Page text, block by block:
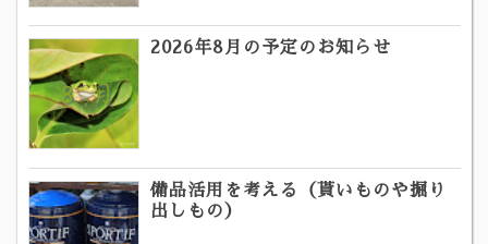
2026年8月の予定のお知らせ
備品活用を考える（貰いものや掘り
出しもの）